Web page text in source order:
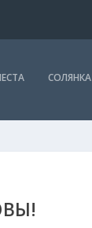
СОЛЯНКА